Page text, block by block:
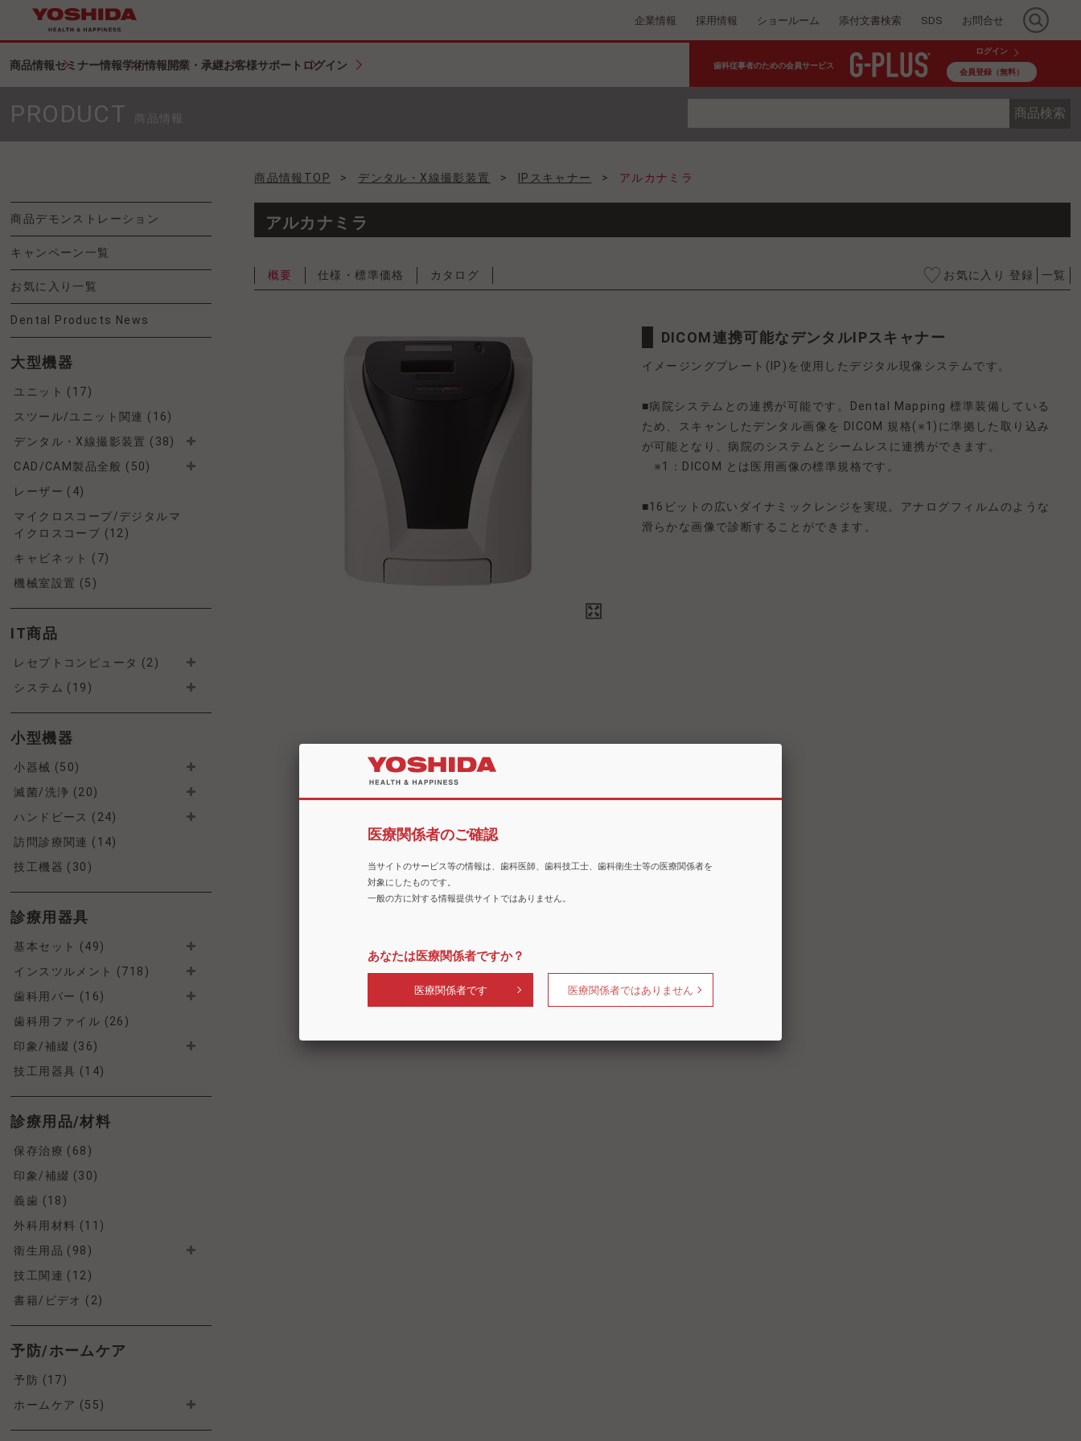
企業情報 採用情報 ショールーム 添付文書検索 SDS お問合せ
商品情報セミナー情報学術情報開業・承継お客様サポート ログイン 歯科従事者のための会員サービス
ログイン
会員登録（無料）
PRODUCT 商品情報 商品検索
商品デモンストレーション
キャンペーン一覧
お気に入り一覧
Dental Products News
大型機器
ユニット (17)
スツール/ユニット関連 (16)
デンタル・X線撮影装置 (38)
CAD/CAM製品全般 (50)
レーザー (4)
マイクロスコープ/デジタルマ
イクロスコープ (12)
キャビネット (7)
機械室設置 (5)
IT商品
レセプトコンピュータ (2)
システム (19)
小型機器
小器械 (50)
滅菌/洗浄 (20)
ハンドピース (24)
訪問診療関連 (14)
技工機器 (30)
診療用器具
基本セット (49)
インスツルメント (718)
歯科用バー (16)
歯科用ファイル (26)
印象/補綴 (36)
技工用器具 (14)
診療用品/材料
保存治療 (68)
印象/補綴 (30)
義歯 (18)
外科用材料 (11)
衛生用品 (98)
技工関連 (12)
書籍/ビデオ (2)
予防/ホームケア
予防 (17)
ホームケア (55)
商品情報TOP > デンタル・X線撮影装置 > IPスキャナー > アルカナミラ
アルカナミラ
概要 仕様・標準価格 カタログ お気に入り 登録 一覧
DICOM連携可能なデンタルIPスキャナー
イメージングプレート(IP)を使用したデジタル現像システムです。
■病院システムとの連携が可能です。Dental Mapping 標準装備している
ため、スキャンしたデンタル画像を DICOM 規格(※1)に準拠した取り込み
が可能となり、病院のシステムとシームレスに連携ができます。
※1：DICOM とは医用画像の標準規格です。
■16ビットの広いダイナミックレンジを実現。アナログフィルムのような
滑らかな画像で診断することができます。
医療関係者のご確認
当サイトのサービス等の情報は、歯科医師、歯科技工士、歯科衛生士等の医療関係者を
対象にしたものです。
一般の方に対する情報提供サイトではありません。
あなたは医療関係者ですか？
医療関係者です 医療関係者ではありません